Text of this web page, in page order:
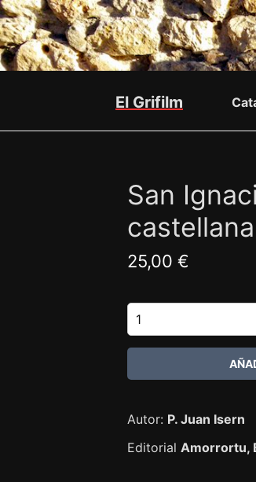
El Grifilm
San
25,00 €
Autor: P. Juan Isern
Editorial Amorrortu,